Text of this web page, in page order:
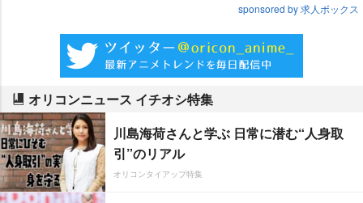
sponsored by 求人ボックス
オリコンニュース イチオシ特集
川島海荷さんと学ぶ 日常に潜む“人身取
引”のリアル
オリコンタイアップ特集